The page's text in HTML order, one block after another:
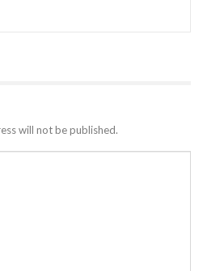
will not be published.